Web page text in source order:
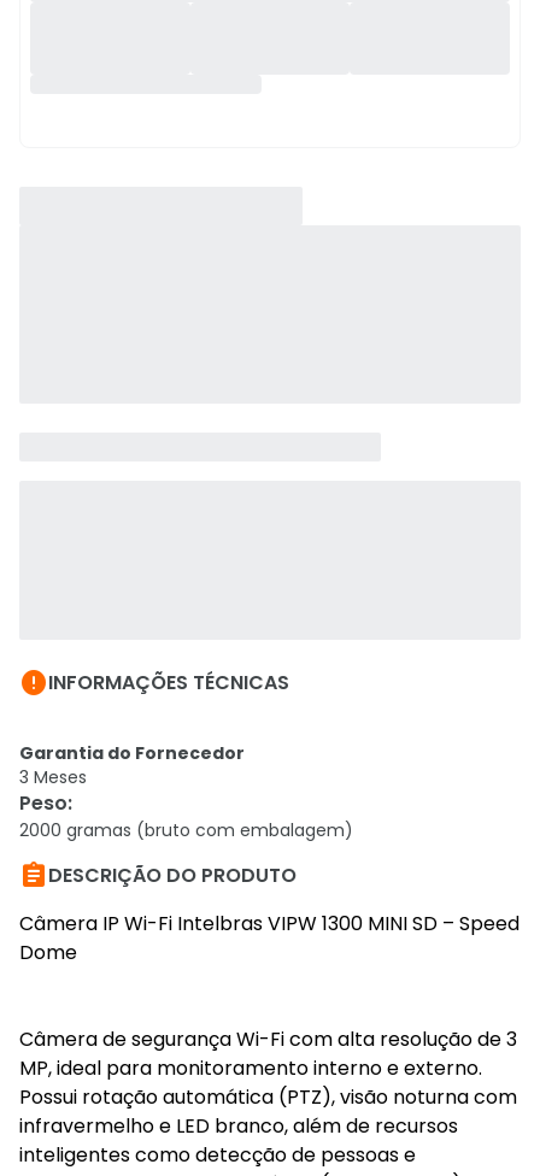
INFORMAÇÕES TÉCNICAS
Garantia do Fornecedor
3 Meses
Peso:
2000 gramas (bruto com embalagem)
DESCRIÇÃO DO PRODUTO
Câmera IP Wi-Fi Intelbras VIPW 1300 MINI SD – Speed
Dome
Câmera de segurança Wi-Fi com alta resolução de 3
MP, ideal para monitoramento interno e externo.
Possui rotação automática (PTZ), visão noturna com
infravermelho e LED branco, além de recursos
inteligentes como detecção de pessoas e